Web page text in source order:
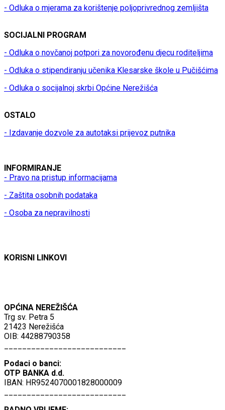
- Odluka o mjerama za korištenje poljoprivrednog zemljišta
SOCIJALNI PROGRAM
- Odluka o novčanoj potpori za novorođenu djecu roditeljima
- Odluka o stipendiranju učenika Klesarske škole u Pučišćima
- Odluka o socijalnoj skrbi Općine Nerežišća
OSTALO
- Izdavanje dozvole za autotaksi prijevoz putnika
INFORMIRANJE
- Pravo na pristup informacijama
- Zaštita osobnih podataka
- Osoba za nepravilnosti
KORISNI LINKOVI
OPĆINA NEREŽIŠĆA
Trg sv. Petra 5
21423 Nerežišća
OIB: 44288790358
Podaci o banci:
OTP BANKA d.d.
IBAN: HR9524070001828000009